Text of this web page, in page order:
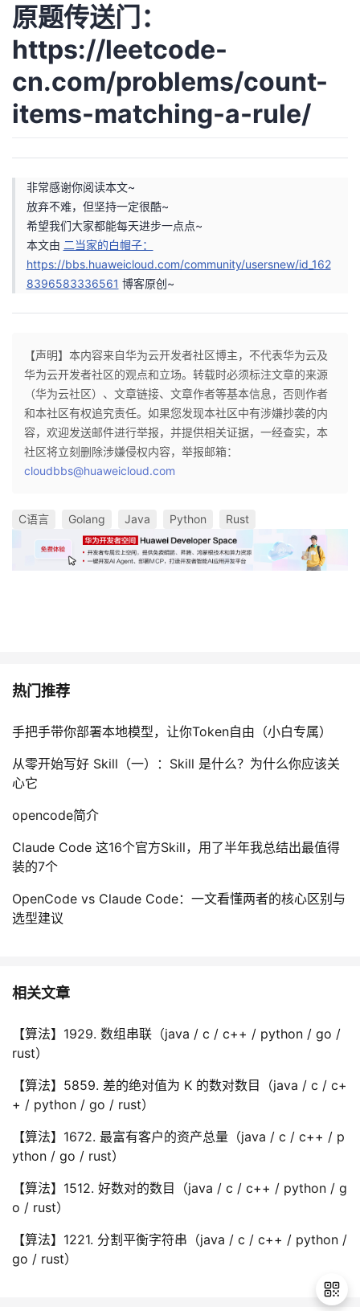
原题传送门：
https://leetcode-
cn.com/problems/count-
items-matching-a-rule/
非常感谢你阅读本文~
放弃不难，但坚持一定很酷~
希望我们大家都能每天进步一点点~
本文由 二当家的白帽子：
https://bbs.huaweicloud.com/community/usersnew/id_162
8396583336561 博客原创~
【声明】本内容来自华为云开发者社区博主，不代表华为云及
华为云开发者社区的观点和立场。转载时必须标注文章的来源
（华为云社区）、文章链接、文章作者等基本信息，否则作者
和本社区有权追究责任。如果您发现本社区中有涉嫌抄袭的内
容，欢迎发送邮件进行举报，并提供相关证据，一经查实，本
社区将立刻删除涉嫌侵权内容，举报邮箱：
cloudbbs@huaweicloud.com
C语言 Golang Java Python Rust
热门推荐
手把手带你部署本地模型，让你Token自由（小白专属）
从零开始写好 Skill（一）：Skill 是什么？为什么你应该关
心它
opencode简介
Claude Code 这16个官方Skill，用了半年我总结出最值得
装的7个
OpenCode vs Claude Code：一文看懂两者的核心区别与
选型建议
相关文章
【算法】1929. 数组串联（java / c / c++ / python / go /
rust）
【算法】5859. 差的绝对值为 K 的数对数目（java / c / c+
+ / python / go / rust）
【算法】1672. 最富有客户的资产总量（java / c / c++ / p
ython / go / rust）
【算法】1512. 好数对的数目（java / c / c++ / python / g
o / rust）
【算法】1221. 分割平衡字符串（java / c / c++ / python /
go / rust）